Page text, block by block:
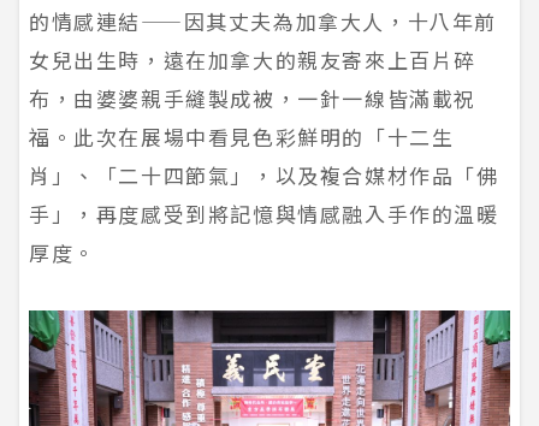
的情感連結——因其丈夫為加拿大人，十八年前
女兒出生時，遠在加拿大的親友寄來上百片碎
布，由婆婆親手縫製成被，一針一線皆滿載祝
福。此次在展場中看見色彩鮮明的「十二生
肖」、「二十四節氣」，以及複合媒材作品「佛
手」，再度感受到將記憶與情感融入手作的溫暖
厚度。